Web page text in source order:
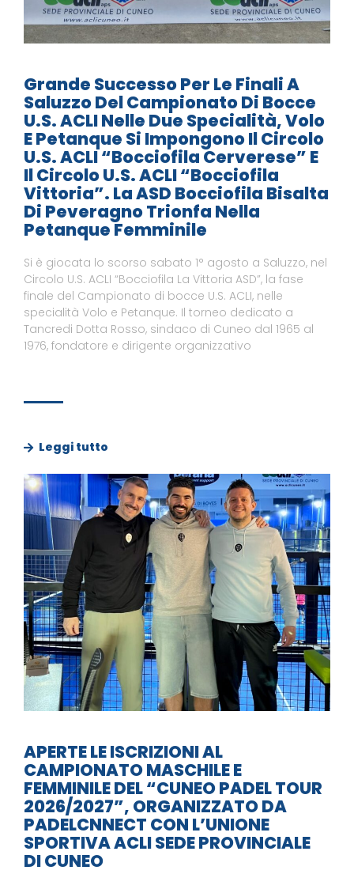
Grande Successo Per Le Finali A
Saluzzo Del Campionato Di Bocce
U.S. ACLI Nelle Due Specialità, Volo
E Petanque Si Impongono Il Circolo
U.S. ACLI “Bocciofila Cerverese” E
Il Circolo U.S. ACLI “Bocciofila
Vittoria”. La ASD Bocciofila Bisalta
Di Peveragno Trionfa Nella
Petanque Femminile
Si è giocata lo scorso sabato 1° agosto a Saluzzo, nel
Circolo U.S. ACLI “Bocciofila La Vittoria ASD”, la fase
finale del Campionato di bocce U.S. ACLI, nelle
specialità Volo e Petanque. Il torneo dedicato a
Tancredi Dotta Rosso, sindaco di Cuneo dal 1965 al
1976, fondatore e dirigente organizzativo
Leggi tutto
APERTE LE ISCRIZIONI AL
CAMPIONATO MASCHILE E
FEMMINILE DEL “CUNEO PADEL TOUR
2026/2027”, ORGANIZZATO DA
PADELCNNECT CON L’UNIONE
SPORTIVA ACLI SEDE PROVINCIALE
DI CUNEO